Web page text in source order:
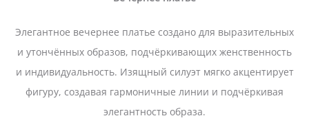
Элегантное вечернее платье создано для выразительных
и утончённых образов, подчёркивающих женственность
и индивидуальность. Изящный силуэт мягко акцентирует
фигуру, создавая гармоничные линии и подчёркивая
элегантность образа.